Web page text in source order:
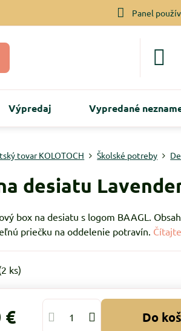
Panel
Výpredaj Vypredané
tovar KOLOTOCH Školské potreby
desiatu
box na desiatu s logom BAAGL.
priečku na oddelenie potravín.
2 ks)
€ Do